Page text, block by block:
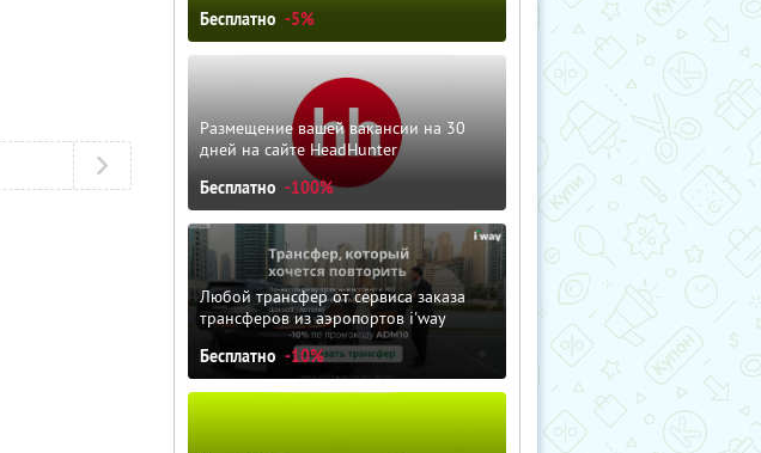
Бесплатно -5%
Размещение вашей вакансии на 30
дней на сайте HeadHunter
Бесплатно -100%
Любой трансфер от сервиса заказа
трансферов из аэропортов i'way
Бесплатно -10%